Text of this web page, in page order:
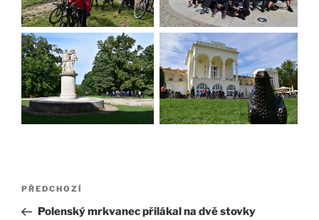
Navigace
Předchozí
příspěvek
PŘEDCHOZÍ
Polenský mrkvanec přilákal na dvě stovky